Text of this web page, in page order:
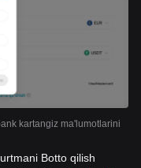
kartangiz ma'lumotlarini
Botto qilish